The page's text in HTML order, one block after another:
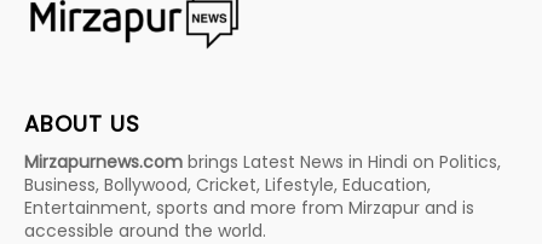
ABOUT US
Mirzapurnews.com brings Latest News in Hindi on Politics,
Business, Bollywood, Cricket, Lifestyle, Education,
Entertainment, sports and more from Mirzapur and is
accessible around the world.